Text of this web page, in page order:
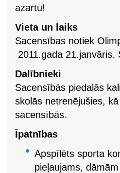
azartu!
Vieta un laiks
Sacensības notiek
2011.gada
Dalībnieki
Sacensībās piedalās
skolās netrenējušies,
sacensībās.
Īpatnības
Apspīlēts sporta
pieļaujams,